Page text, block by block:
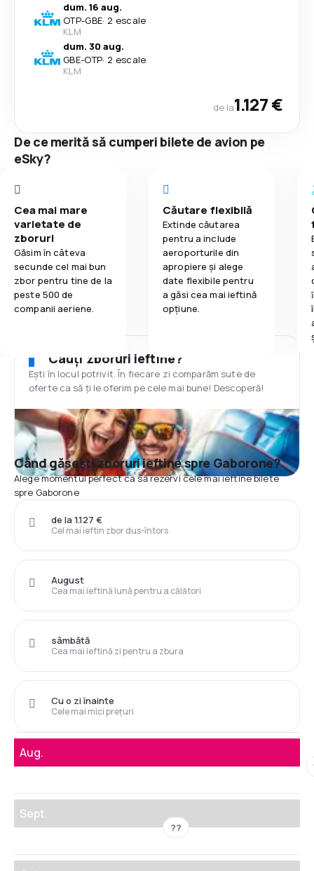
dum. 16 aug.
OTP-GBE· 2 escale
KLM
dum. 30 aug.
GBE-OTP· 2 escale
KLM
de la1.127 €
De ce merită să cumperi bilete de avion pe
eSky?
Cea mai mare
varietate de
zboruri
Găsim în câteva
secunde cel mai bun
zbor pentru tine de la
peste 500 de
companii aeriene.
Căutare flexibilă
Extinde căutarea
pentru a include
aeroporturile din
apropiere și alege
date flexibile pentru
a găsi cea mai ieftină
opțiune.
Cauți zboruri ieftine?
Ești în locul potrivit. În fiecare zi comparăm sute de
oferte ca să ți le oferim pe cele mai bune! Descoperă!
Când găsești zboruri ieftine spre Gaborone?
Alege momentul perfect ca să rezervi cele mai ieftine bilete
spre Gaborone
Cel mai ieftin zbor dus-întors
de la 1.127 €
Cea mai ieftină lună pentru a călători
August
Cea mai ieftină zi pentru a zbura
sâmbătă
Cele mai mici prețuri
Cu o zi înainte
Aug.
Sept.
??